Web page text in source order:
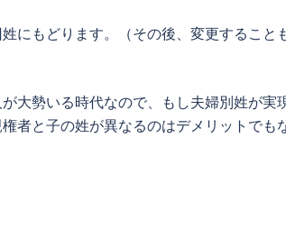
にもどります。（その後、変更すること
大勢いる時代なので、もし夫婦別姓が実
者と子の姓が異なるのはデメリットでも